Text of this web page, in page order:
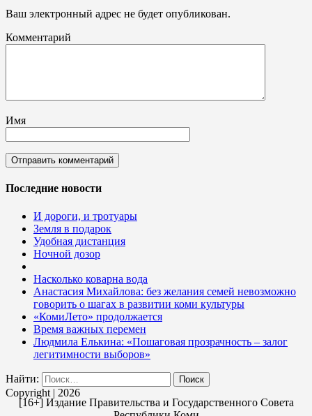
Ваш электронный адрес не будет опубликован.
Комментарий
Имя
Последние новости
И дороги, и тротуары
Земля в подарок
Удобная дистанция
Ночной дозор
Насколько коварна вода
Анастасия Михайлова: без желания семей невозможно
говорить о шагах в развитии коми культуры
«КомиЛето» продолжается
Время важных перемен
Людмила Елькина: «Пошаговая прозрачность – залог
легитимности выборов»
Найти:
Copyright | 2026
[16+] Издание Правительства и Государственного Совета